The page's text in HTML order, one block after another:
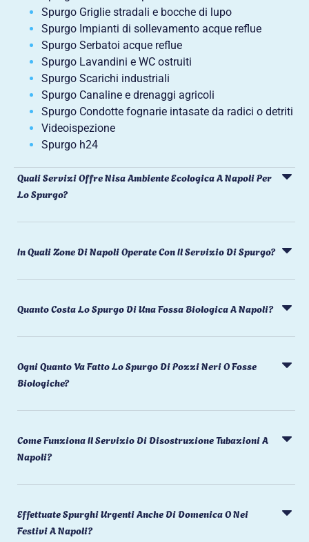
Spurgo Griglie stradali e bocche di lupo
Spurgo Impianti di sollevamento acque reflue
Spurgo Serbatoi acque reflue
Spurgo Lavandini e WC ostruiti
Spurgo Scarichi industriali
Spurgo Canaline e drenaggi agricoli
Spurgo Condotte fognarie intasate da radici o detriti
Videoispezione
Spurgo h24
Quali Servizi Offre Nisa Ambiente Ecologica A Napoli Per
Lo Spurgo?
In Quali Zone Di Napoli Operate Con Il Servizio Di Spurgo?
Quanto Costa Lo Spurgo Di Una Fossa Biologica A Napoli?
Ogni Quanto Va Fatto Lo Spurgo Di Pozzi Neri O Fosse
Biologiche?
Come Funziona Il Servizio Di Disostruzione Tubazioni A
Napoli?
Effettuate Spurghi Urgenti Anche Di Domenica O Nei
Festivi A Napoli?